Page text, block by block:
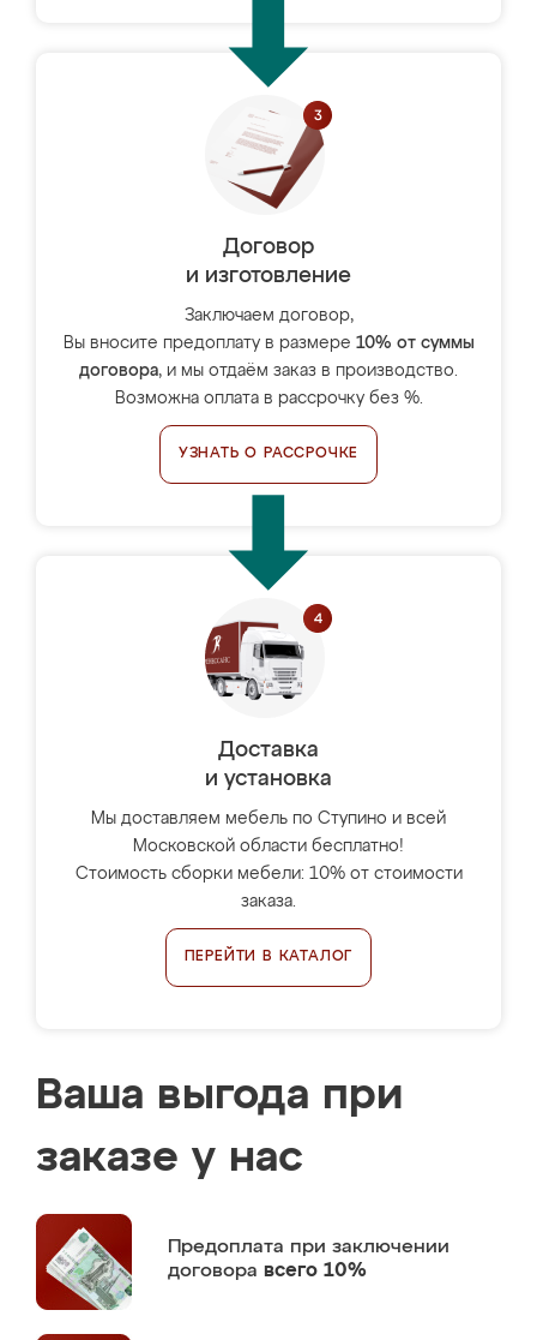
Договор
и изготовление
Заключаем договор,
Вы вносите предоплату в размере 10% от суммы
договора, и мы отдаём заказ в производство.
Возможна оплата в рассрочку без %.
УЗНАТЬ О РАССРОЧКЕ
Доставка
и установка
Мы доставляем мебель по Ступино и всей
Московской области бесплатно!
Стоимость сборки мебели: 10% от стоимости
заказа.
ПЕРЕЙТИ В КАТАЛОГ
Ваша выгода при
заказе у нас
Предоплата при заключении
договора всего 10%